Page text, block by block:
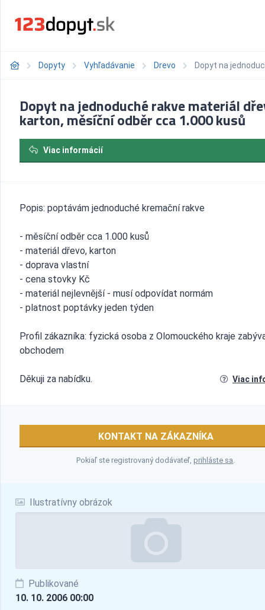
Dopyty Vyhľadávanie Drevo Dopyt na
Ilustratívny obrázok
Publikované
10. 10. 2006 00:00
Dopyt na jednoduché rakve materiál
karton, měsíční odběr cca 1.000 kusů
Viac informácií
Popis: poptávám jednoduché kremační rakve
- měsíční odběr cca 1.000 kusů
- materiál dřevo, karton
- doprava vlastní
- cena stovky Kč
- materiál nejlevnější - musí odpovídat normám
- platnost poptávky jeden týden
Profil zákazníka: fyzická osoba z Olomouckého kraje
obchodem
Děkuji za nabídku. Viac
KONTAKT NA ZÁKAZNÍKA
Pokiaľ ste registrovaný dodávateľ,prihláste sa.